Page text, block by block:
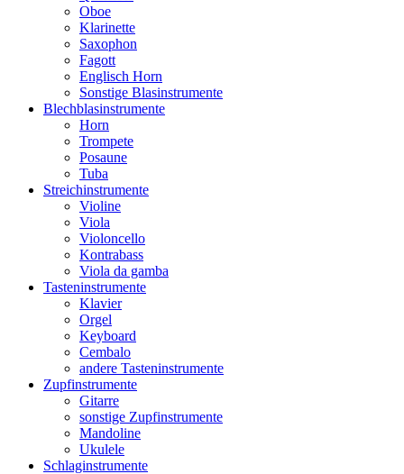
Oboe
Klarinette
Saxophon
Fagott
Englisch Horn
Sonstige Blasinstrumente
Blechblasinstrumente
Horn
Trompete
Posaune
Tuba
Streichinstrumente
Violine
Viola
Violoncello
Kontrabass
Viola da gamba
Tasteninstrumente
Klavier
Orgel
Keyboard
Cembalo
andere Tasteninstrumente
Zupfinstrumente
Gitarre
sonstige Zupfinstrumente
Mandoline
Ukulele
Schlaginstrumente